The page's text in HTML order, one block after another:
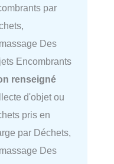
par
Des
Encombrants
renseigné
d'objet ou
pris en
par Déchets,
Des